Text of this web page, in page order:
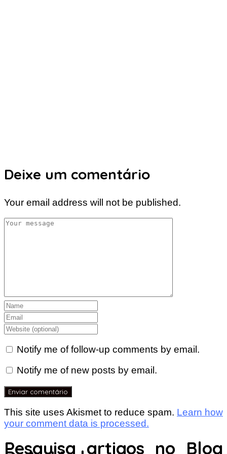
Deixe um comentário
Your email address will not be published.
Notify me of follow-up comments by email.
Notify me of new posts by email.
This site uses Akismet to reduce spam. Learn how
your comment data is processed.
Pesquisa artigos no Blog